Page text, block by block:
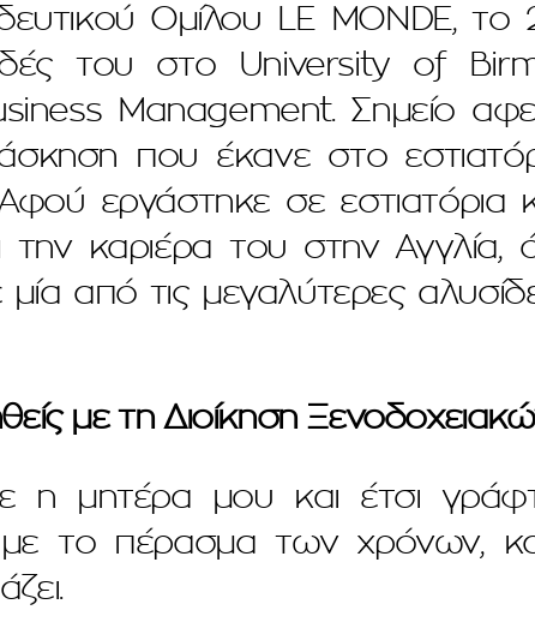
Ομίλου LE MONDE,
του στο University of
Management. Σημείο
που έκανε στο
εργάστηκε σε εστιατόρια
καριέρα του στην Αγγλία,
από τις μεγαλύτερες
με τη Διοίκηση
η μητέρα μου και έτσι
με το πέρασμα των χρόνων,